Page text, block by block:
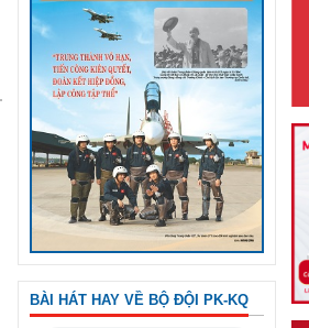
BÀI HÁT HAY VỀ BỘ ĐỘI PK-KQ